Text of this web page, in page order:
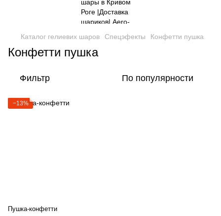
Каталог гелиевих шаров Спецэфекты Конфетти пушка
Конфетти пушка
Фильтр По популярности
−13%
Пушка-конфетти